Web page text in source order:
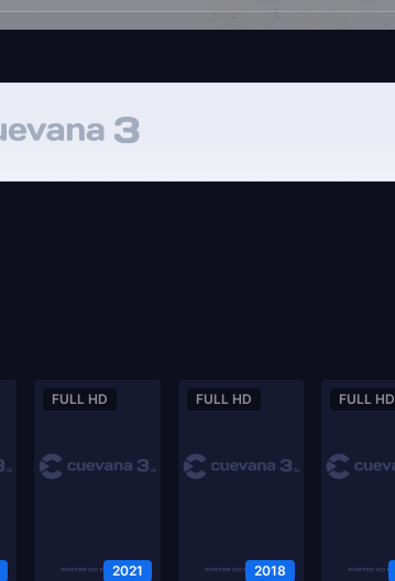
FULL HD
2021
FULL HD
2018
FULL HD